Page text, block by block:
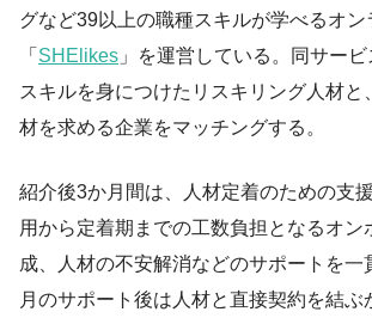
グなど39以上の職種スキルが学べるオ
「 SHElikes 」を運営している。同サー
スキルを身につけたリスキリング人材と
材を求める企業をマッチングする。
紹介後3か月間は、人材定着のための支
用から定着期までの工数負担となるオン
成、人材の不安解消などのサポートを一
月のサポート後は人材と直接契約を結ぶ